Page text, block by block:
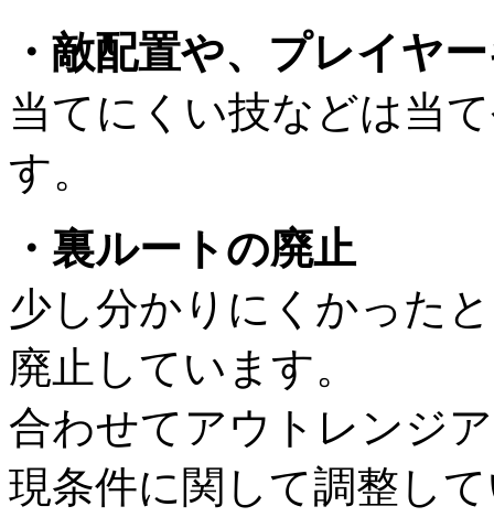
・敵配置や、プレイヤ
当てにくい技などは当
す。
・裏ルートの廃止
少し分かりにくかった
廃止しています。
合わせてアウトレンジ
現条件に関して調整し